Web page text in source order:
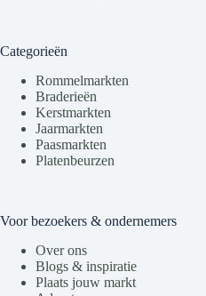
Categorieën
Rommelmarkten
Braderieën
Kerstmarkten
Jaarmarkten
Paasmarkten
Platenbeurzen
Voor bezoekers & ondernemers
Over ons
Blogs & inspiratie
Plaats jouw markt